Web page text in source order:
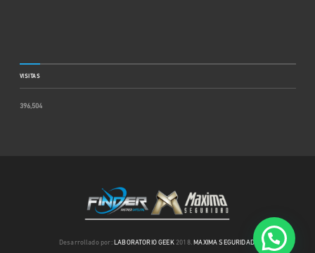
VISITAS
396,504
Desarrollado por: LABORATORIO GEEK2018. MAXIMA SEGURIDAD.